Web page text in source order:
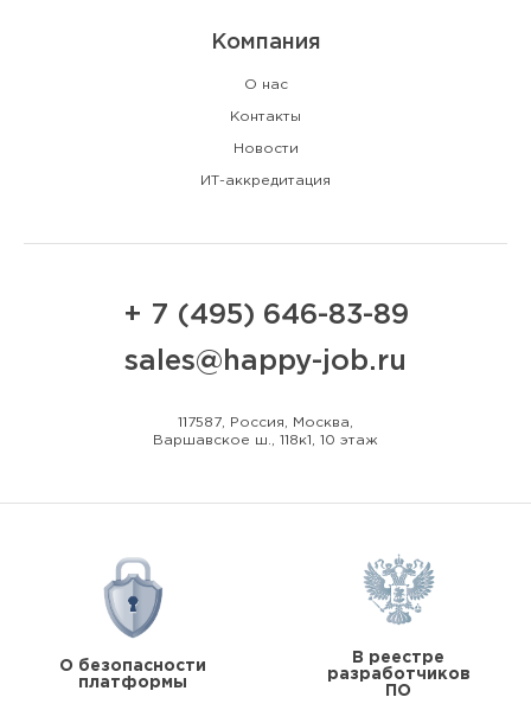
Компания
О нас
Контакты
Новости
ИТ-аккредитация
+ 7 (495) 646-83-89
sales@happy-job.ru
117587, Россия, Москва,
Варшавское ш., 118к1, 10 этаж
О безопасности
платформы
В реестре
разработчиков
ПО